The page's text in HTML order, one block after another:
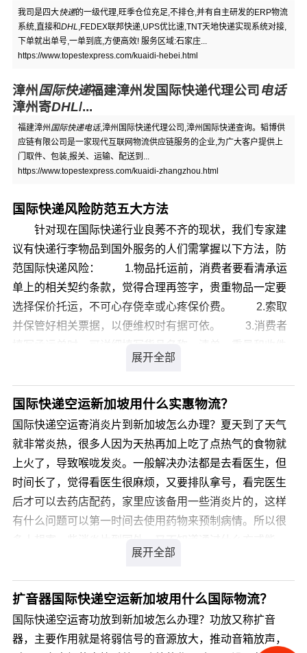
我司是四大快递的一级代理,旺季仓位充足,不排仓,并有自主研发的ERP物流
系统,直接和DHL,FEDEX联邦快递,UPS优比速,TNT天地快递实现系统对接,
下单就出单号,一单到底,方便高效! 服务区域:石家庄...
https://www.topestexpress.com/kuaidi-hebei.html
漳州国际快递福建漳州发国际快递代理公司 电话
漳州寄DHL/...
福建漳州 国际快递电话,漳州国际快递代理公司,漳州国际快递查询。韬博供
应链有限公司是一家现代互联网物流供应链服务的企业,为广大客户提供上
门取件、包装,报关、运输、配送到...
https://www.topestexpress.com/kuaidi-zhangzhou.html
国际快递风险防范五大方法
针对现在国际快递行业良莠不齐的现状，我们专家建
议有快递行李物品到国外服务的人们需掌握以下方法，防
范国际快递风险： 1.物品托运前，消费者要看清承运
单上的相关契约条款，觉得合理再签字，贵重物品一定要
选择保价托运，不可心存侥幸或心疼保价费。 2.索取
并保管好相关票据，以便维权时有据可依。 3.消费者
人等信息。必要时，还可对违约条款、赔偿方式和诉讼管
辖地等细节与快递公司另行约定，并立下书面合同。
4.快递公司业务员流动性较强，客户不要直接与业务员联
系，而是通过公司派工较有保障。 5.提醒收件人签收
物品时当场开封查验物品，若发现丢失、损坏等情况，及
时收集证据证明物品开启前就已丢失或损坏以方便日后索
赔。
国际快递空运新加坡用什么实惠物流？
国际快递空运寄消炎片到新加坡怎么办理？夏天到了天气
就非常炎热，很多人因为天热再加上吃了点热气的食物就
上火了，导致喉咙发炎。一般解决办法都是去看医生，但
时间长了，觉得看医生很麻烦，又要排队拿号，看完医生
后才可以去药店配药，家里应该备用一些消炎片的，这样
有什么问题可以第一时间去使用药物来预制病情。所以很
寄。消炎片属于国际敏感品，一般的国际快递不承接。国
际快递空运寄消炎片到新加坡找什么公司好？国际快递空
运寄消炎片到新加坡，我们是您最佳的选择，我司从事私
人物品国际运输十余年经验，针对类似产品我司通常采用
私人物品通关渠道办理国际运输，不受海关相关规定限
扩音器国际快递空运新加坡用什么国际物流？
国际快递空运寄功放到新加坡怎么办理？功放又称扩音
器，主要作用就是将弱信号的音源放大，推动音箱放声，